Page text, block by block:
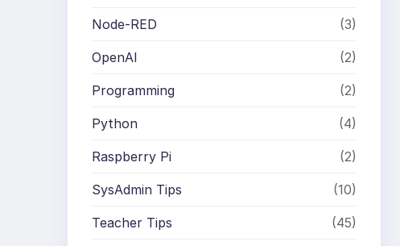
Node-RED (3)
OpenAI (2)
Programming (2)
Python (4)
Raspberry Pi (2)
SysAdmin Tips (10)
Teacher Tips (45)